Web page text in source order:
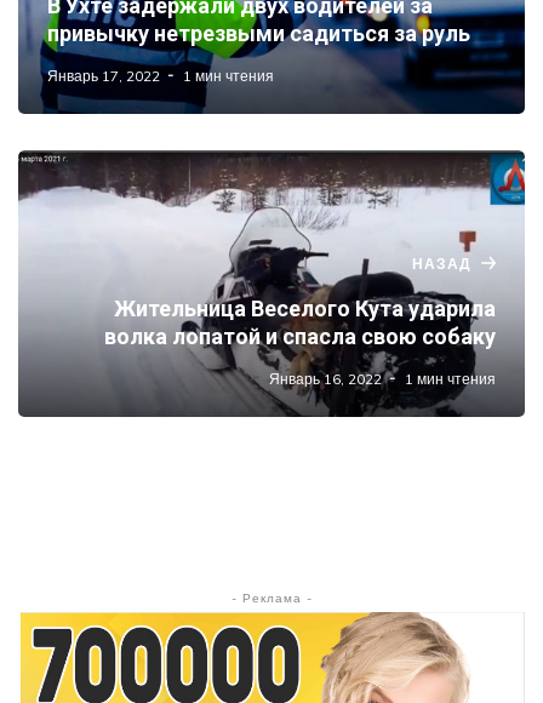
В Ухте задержали двух водителей за
привычку нетрезвыми садиться за руль
Январь 17, 2022 1 мин чтения
НАЗАД
Жительница Веселого Кута ударила
волка лопатой и спасла свою собаку
Январь 16, 2022 1 мин чтения
- Реклама -